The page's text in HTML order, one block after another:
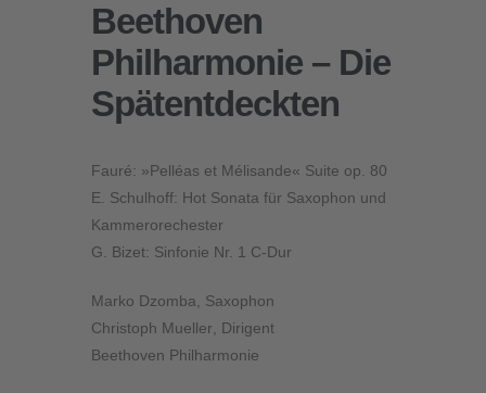
Beethoven
Philharmonie – Die
Spätentdeckten
Fauré: »Pelléas et Mélisande« Suite op. 80
E. Schulhoff: Hot Sonata für Saxophon und
Kammerorechester
G. Bizet: Sinfonie Nr. 1 C-Dur
Marko Dzomba , Saxophon
Christoph Mueller , Dirigent
Beethoven Philharmonie